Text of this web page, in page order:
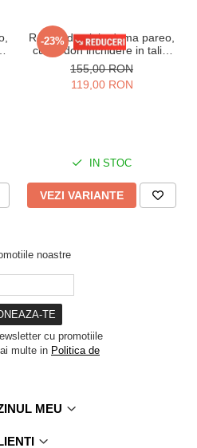
-23%
Rochie de plaja dama pareo,
cu cordon inchidere in talie,
lunga 00122 alb
155,00 RON
119,00 RON
IN STOC
VEZI VARIANTE
noastre
cu promotiile
multe in Politica de
MEU